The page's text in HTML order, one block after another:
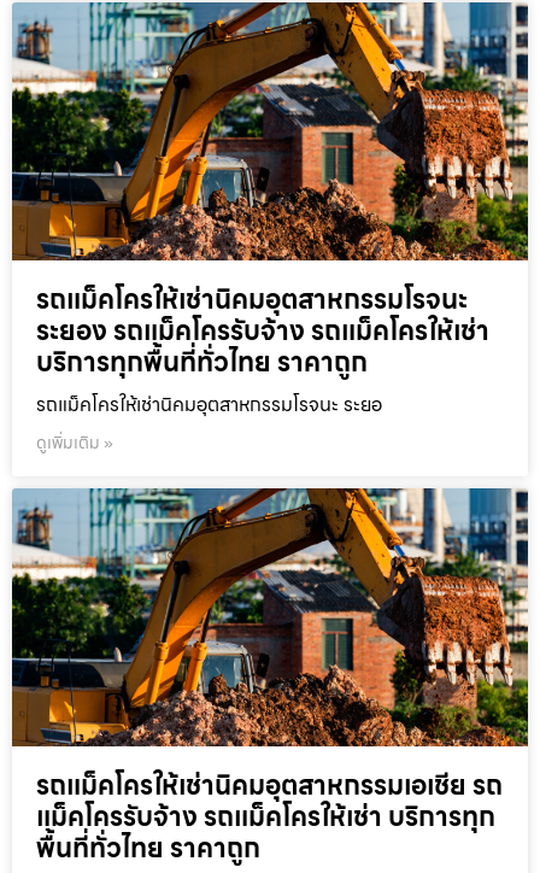
รถแม็คโครให้เช่านิคมอุตสาหกรรมโรจนะ
ระยอง รถแม็คโครรับจ้าง รถแม็คโครให้เช่า
บริการทุกพื้นที่ทั่วไทย ราคาถูก
รถแม็คโครให้เช่านิคมอุตสาหกรรมโรจนะ ระยอ
ดูเพิ่มเติม »
รถแม็คโครให้เช่านิคมอุตสาหกรรมเอเชีย รถ
แม็คโครรับจ้าง รถแม็คโครให้เช่า บริการทุก
พื้นที่ทั่วไทย ราคาถูก